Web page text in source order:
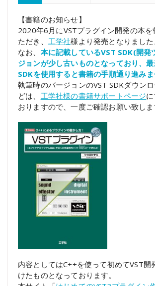
【書籍のお知らせ】
2020年6月にVSTプラグイン開発の本を
ただき、 工学社様より発売となりました
なお、 本に記載しているVST SDK(開発
ジョンが少し古いものとなっており、
SDKを使用すると書籍の手順通り進みま
執筆時のバージョンのVST SDKダウン
どは、 工学社様の書籍サポートページ
おりますので、一度ご確認お願い致しま
内容としてはC++を使って初めてVST開
けたものとなっております。